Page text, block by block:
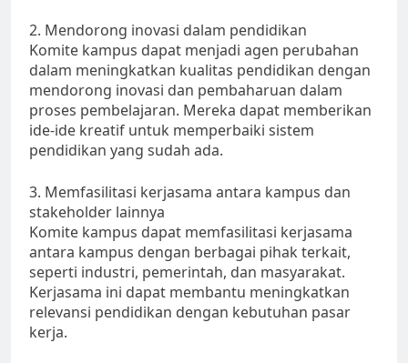
2. Mendorong inovasi dalam pendidikan
Komite kampus dapat menjadi agen perubahan
dalam meningkatkan kualitas pendidikan dengan
mendorong inovasi dan pembaharuan dalam
proses pembelajaran. Mereka dapat memberikan
ide-ide kreatif untuk memperbaiki sistem
pendidikan yang sudah ada.
3. Memfasilitasi kerjasama antara kampus dan
stakeholder lainnya
Komite kampus dapat memfasilitasi kerjasama
antara kampus dengan berbagai pihak terkait,
seperti industri, pemerintah, dan masyarakat.
Kerjasama ini dapat membantu meningkatkan
relevansi pendidikan dengan kebutuhan pasar
kerja.